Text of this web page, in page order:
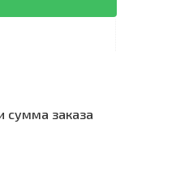
сумма заказа